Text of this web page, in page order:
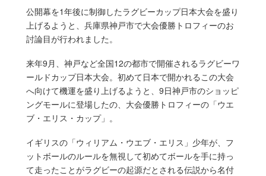
公開幕を1年後に制御したラグビーカップ日本大会を盛り
上げるようと、兵庫県神戸市で大会優勝トロフィーのお
討論目が行われました。
来年9月、神戸など全国12の都市で開催されるラグビーワ
ールドカップ日本大会。初めて日本で開かれるこの大会
へ向けて機運を盛り上げるようと、9日神戸市のショッピ
ングモールに登場したの、大会優勝トロフィーの「ウエ
ブ・エリス・カップ」。
イギリスの「ウィリアム・ウエブ・エリス」少年が、フ
ットボールのルールを無視して初めてボールを手に持っ
て走ったことがラグビーの起源だとされる伝説から名付